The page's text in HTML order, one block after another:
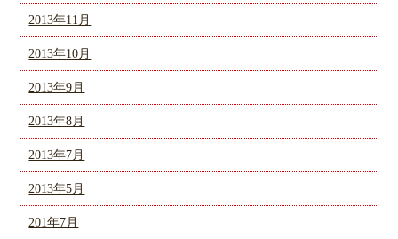
2013年11月
2013年10月
2013年9月
2013年8月
2013年7月
2013年5月
201年7月